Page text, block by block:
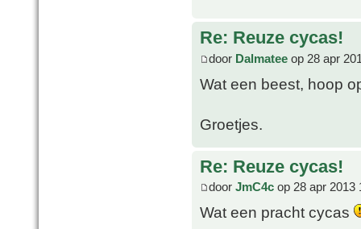
Re: Reuze cycas!
door Dalmatee op 28 apr
Wat een beest, hoop
Groetjes.
Re: Reuze cycas!
door JmC4c op 28 apr 2013
Wat een pracht cycas